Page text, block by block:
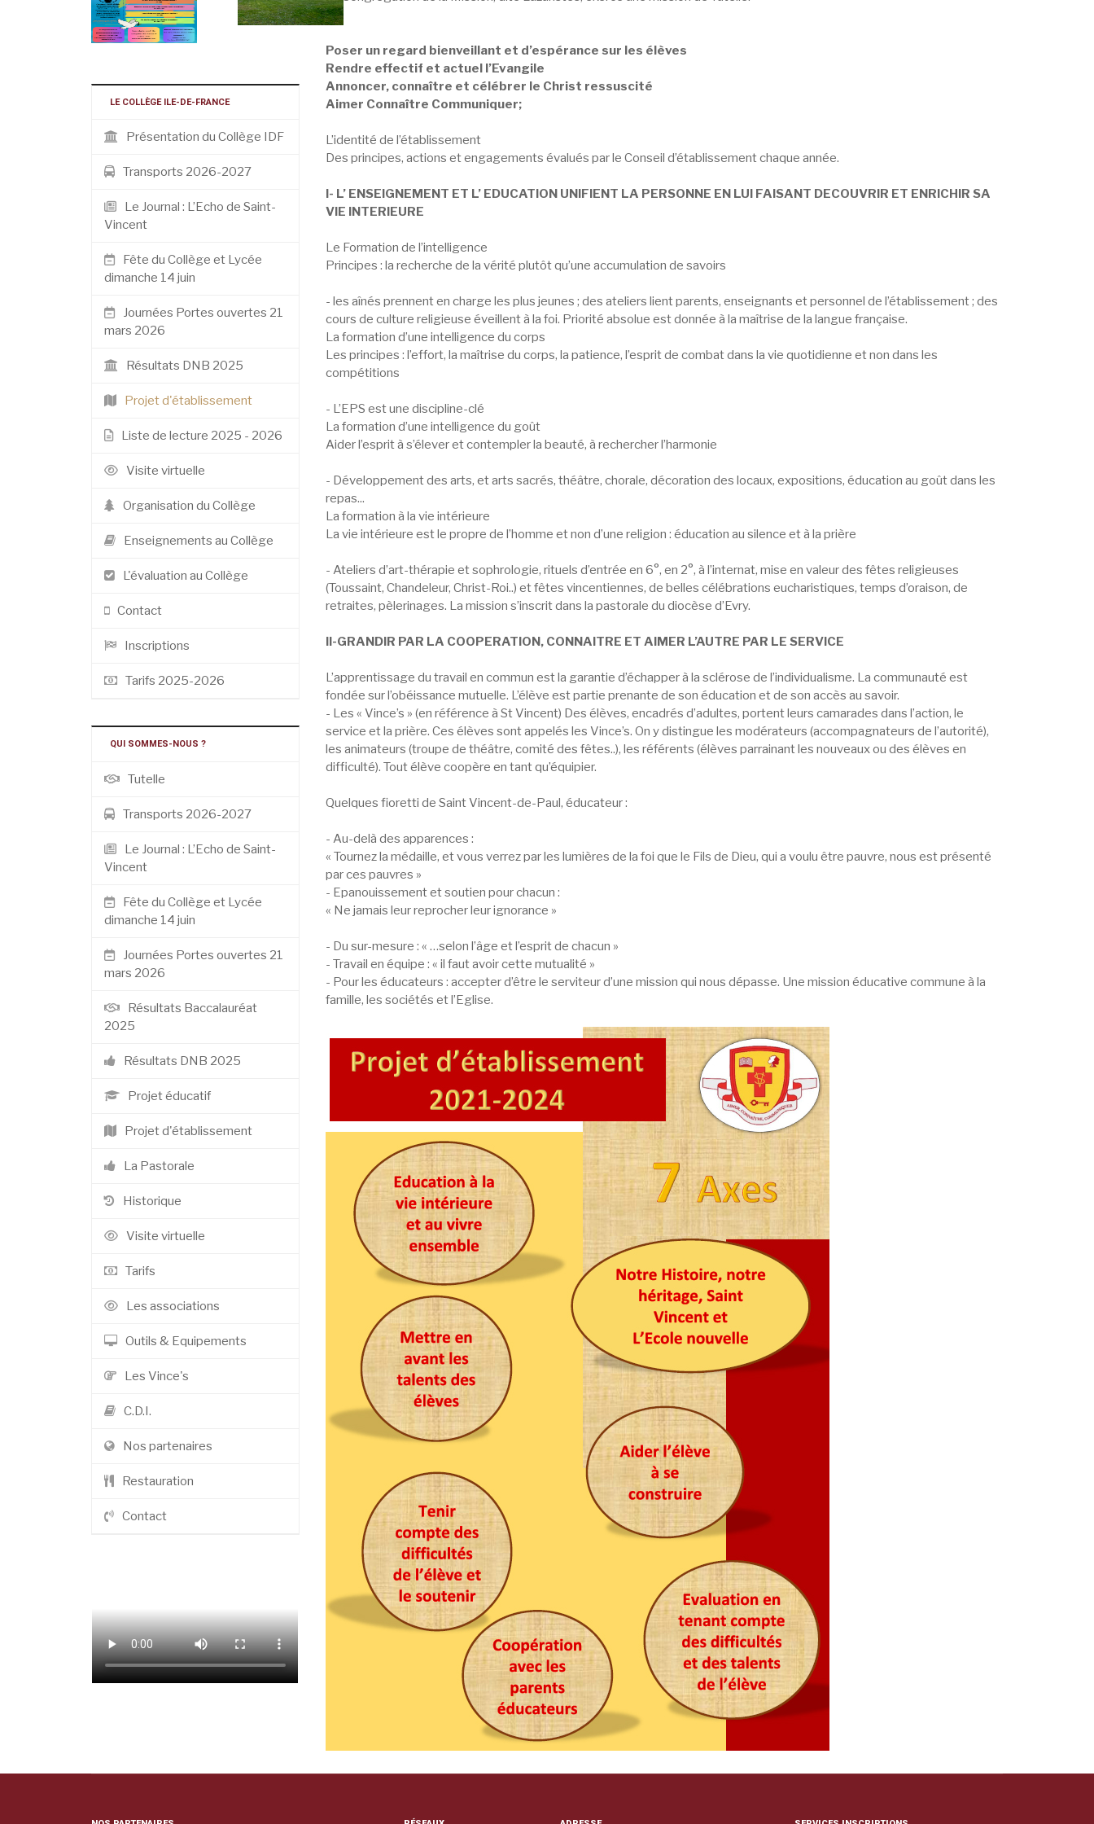
Poser un regard bienveillant et d’espérance sur les élèves
Rendre effectif et actuel l’Evangile
Annoncer, connaître et célébrer le Christ ressuscité
Aimer Connaître Communiquer;
L’identité de l’établissement
Des principes, actions et engagements évalués par le Conseil d’établissement chaque année.
I- L’ ENSEIGNEMENT ET L’ EDUCATION UNIFIENT LA PERSONNE EN LUI FAISANT DECOUVRIR ET ENRICHIR SA
VIE INTERIEURE
Le Formation de l’intelligence
Principes : la recherche de la vérité plutôt qu’une accumulation de savoirs
- les aînés prennent en charge les plus jeunes ; des ateliers lient parents, enseignants et personnel de l’établissement ; des
cours de culture religieuse éveillent à la foi. Priorité absolue est donnée à la maîtrise de la langue française.
La formation d’une intelligence du corps
Les principes : l’effort, la maîtrise du corps, la patience, l’esprit de combat dans la vie quotidienne et non dans les
compétitions
- L’EPS est une discipline-clé
La formation d’une intelligence du goût
Aider l’esprit à s’élever et contempler la beauté, à rechercher l’harmonie
- Développement des arts, et arts sacrés, théâtre, chorale, décoration des locaux, expositions, éducation au goût dans les
repas...
La formation à la vie intérieure
La vie intérieure est le propre de l’homme et non d’une religion : éducation au silence et à la prière
- Ateliers d’art-thérapie et sophrologie, rituels d’entrée en 6°, en 2°, à l’internat, mise en valeur des fêtes religieuses
(Toussaint, Chandeleur, Christ-Roi..) et fêtes vincentiennes, de belles célébrations eucharistiques, temps d’oraison, de
retraites, pèlerinages. La mission s’inscrit dans la pastorale du diocèse d’Evry.
II-GRANDIR PAR LA COOPERATION, CONNAITRE ET AIMER L’AUTRE PAR LE SERVICE
L’apprentissage du travail en commun est la garantie d’échapper à la sclérose de l’individualisme. La communauté est
fondée sur l’obéissance mutuelle. L’élève est partie prenante de son éducation et de son accès au savoir.
- Les « Vince’s » (en référence à St Vincent) Des élèves, encadrés d’adultes, portent leurs camarades dans l’action, le
service et la prière. Ces élèves sont appelés les Vince’s. On y distingue les modérateurs (accompagnateurs de l’autorité),
les animateurs (troupe de théâtre, comité des fêtes..), les référents (élèves parrainant les nouveaux ou des élèves en
difficulté). Tout élève coopère en tant qu’équipier.
Quelques fioretti de Saint Vincent-de-Paul, éducateur :
- Au-delà des apparences :
« Tournez la médaille, et vous verrez par les lumières de la foi que le Fils de Dieu, qui a voulu être pauvre, nous est présenté
par ces pauvres »
- Epanouissement et soutien pour chacun :
« Ne jamais leur reprocher leur ignorance »
- Du sur-mesure : « …selon l’âge et l’esprit de chacun »
- Travail en équipe : « il faut avoir cette mutualité »
- Pour les éducateurs : accepter d’être le serviteur d’une mission qui nous dépasse. Une mission éducative commune à la
famille, les sociétés et l’Eglise.
LE COLLÈGE ILE-DE-FRANCE
Présentation du Collège IDF
Transports 2026-2027
Le Journal : L’Echo de Saint-
Vincent
Fête du Collège et Lycée
dimanche 14 juin
Journées Portes ouvertes 21
mars 2026
Résultats DNB 2025
Projet d'établissement
Liste de lecture 2025 - 2026
Visite virtuelle
Organisation du Collège
Enseignements au Collège
L'évaluation au Collège
Contact
Inscriptions
Tarifs 2025-2026
QUI SOMMES-NOUS ?
Tutelle
Transports 2026-2027
Le Journal : L’Echo de Saint-
Vincent
Fête du Collège et Lycée
dimanche 14 juin
Journées Portes ouvertes 21
mars 2026
Résultats Baccalauréat
2025
Résultats DNB 2025
Projet éducatif
Projet d'établissement
La Pastorale
Historique
Visite virtuelle
Tarifs
Les associations
Outils & Equipements
Les Vince's
C.D.I.
Nos partenaires
Restauration
Contact